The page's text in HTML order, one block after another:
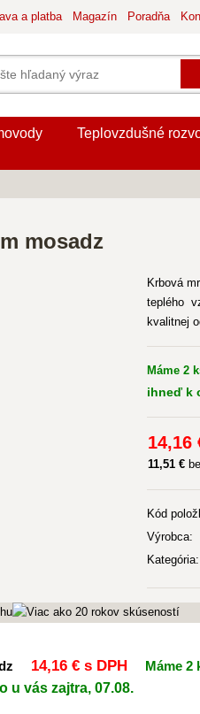
a platba Magazín Poradňa
Teplovzdušné
mosadz
Krbová
teplého
kvalitnej
Máme 2
ihneď k
14,16
11,51 €
Kód
Výrobca:
Kategória:
14,16 € s DPH Máme 2
u vás zajtra, 07.08.